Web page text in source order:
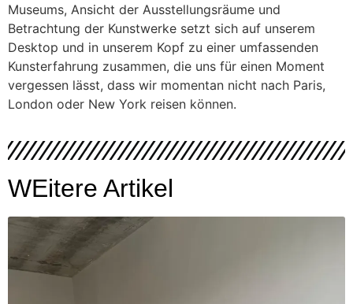
Museums, Ansicht der Ausstellungsräume und
Betrachtung der Kunstwerke setzt sich auf unserem
Desktop und in unserem Kopf zu einer umfassenden
Kunsterfahrung zusammen, die uns für einen Moment
vergessen lässt, dass wir momentan nicht nach Paris,
London oder New York reisen können.
WEitere Artikel